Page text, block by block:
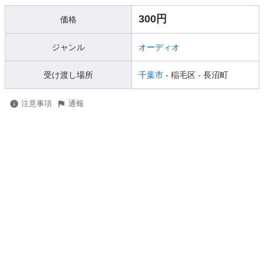
価格 300円
ジャンル オーディオ
受け渡し場所 千葉市 - 稲毛区 - 長沼町
注意事項 通報